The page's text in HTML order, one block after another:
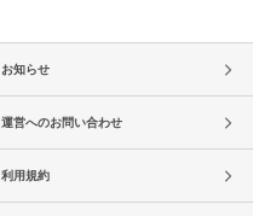
お知らせ
運営へのお問い合わせ
利用規約